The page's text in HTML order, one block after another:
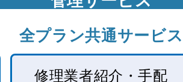
全プラン共通サービス
修理業者紹介・手配